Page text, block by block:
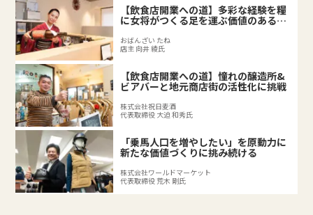
【飲食店開業への道】多彩な経験を糧
に女将がつくる足を運ぶ価値のある料
おばんざい たね
店主 向井 綾氏
【飲食店開業への道】憧れの醸造所&
ビアバーと地元商店街の活性化に挑戦
株式会社祝日麦酒
代表取締役 大迫 和秀氏
「乗馬人口を増やしたい」を原動力に
新たな価値づくりに挑み続ける
株式会社ワールドマーケット
代表取締役 荒木 剛氏